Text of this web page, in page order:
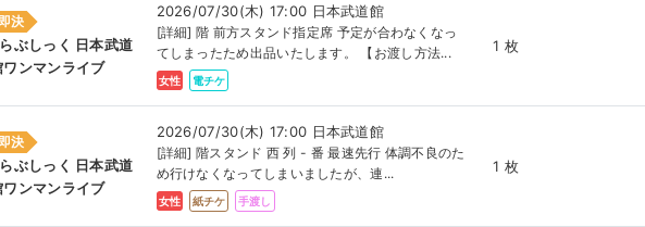
決
ぶしっく 日本武道
ワンマンライブ
2026/07/30(木) 17:00 日本武道館
[詳細] 階 前方スタンド指定席 予定が合わなくなっ
てしまったため出品いたします。 【お渡し方法...
女性 電チケ
1 枚
決
ぶしっく 日本武道
ワンマンライブ
2026/07/30(木) 17:00 日本武道館
[詳細] 階スタンド 西 列 - 番 最速先行 体調不良のた
め行けなくなってしまいましたが、連...
女性 紙チケ 手渡し
1 枚